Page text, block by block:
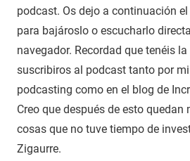
podcast. Os dejo a continuación
para bajároslo o escucharlo
navegador. Recordad que tenéis
suscribiros al podcast tanto por
podcasting como en el blog de
Creo que después de esto
cosas que no tuve tiempo de
Zigaurre.